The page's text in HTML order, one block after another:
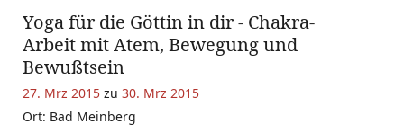
Yoga für die Göttin in dir - Chakra-
Arbeit mit Atem, Bewegung und
Bewußtsein
27. Mrz 2015 zu 30. Mrz 2015
Ort: Bad Meinberg